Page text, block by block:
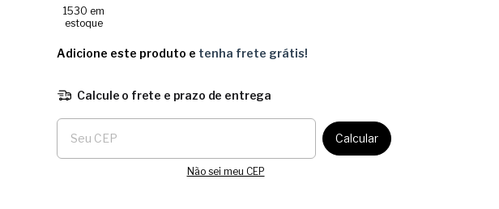
1530 em
estoque
Adicione este produto e tenha frete grátis!
Calcule o frete e prazo de entrega
Entregas para o CEP:
Calcular
Não sei meu CEP